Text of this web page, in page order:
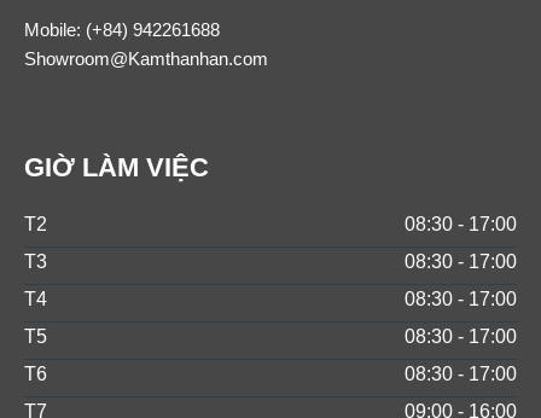
Mobile: (+84) 942261688
Showroom@Kamthanhan.com
GIỜ LÀM VIỆC
T2
08:30 - 17:00
T3
08:30 - 17:00
T4
08:30 - 17:00
T5
08:30 - 17:00
T6
08:30 - 17:00
T7
09:00 - 16:00